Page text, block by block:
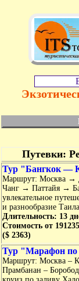
Путевки:
Тур "Бангкок —
Маршрут: Москва →
Чанг → Паттайя →
увлекательное
и разнообразие
Длительность: 13
Стоимость от
($ 2363)
Тур "Марафон по
Маршрут: Москва –
Прамбанан –